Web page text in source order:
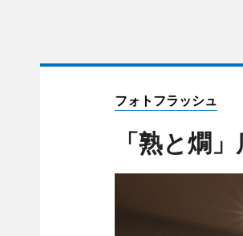
フォトフラッシュ
「熟と燗